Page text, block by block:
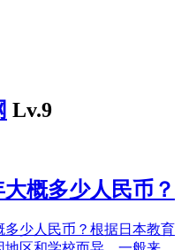
Lv.9
概多少人民币？
少人民币？根据日本教育